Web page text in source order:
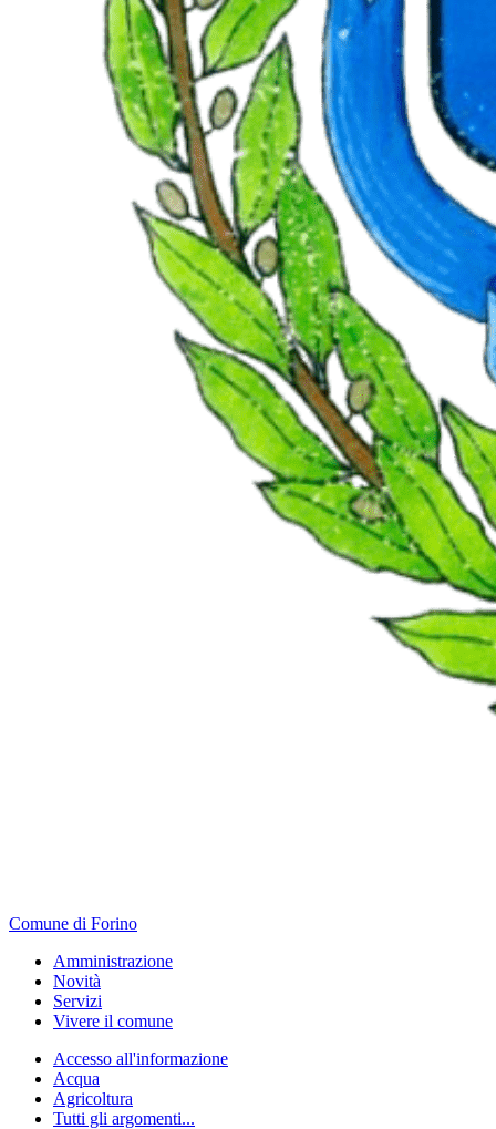
Comune di Forino
Amministrazione
Novità
Servizi
Vivere il comune
Accesso all'informazione
Acqua
Agricoltura
Tutti gli argomenti...